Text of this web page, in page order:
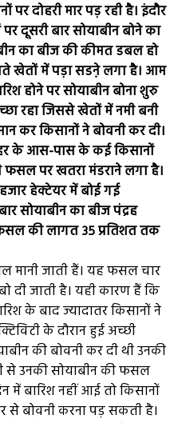
दोहरी मार पड़ रही है। इंदौर
दूसरी बार सोयाबीन बोने का
का बीज की कीमत डबल हो
खेतों में पड़ा सडऩे लगा है। आम
होने पर सोयाबीन बोना शुरु
रहा जिससे खेतों में नमी बनी
कर किसानों ने बोवनी कर दी।
के आस-पास के कई किसानों
फसल पर खतरा मंडराने लगा है।
हेक्टेयर में बोई गई
सोयाबीन का बीज पंद्रह
की लागत ३५ प्रतिशत तक
मानी जाती हैं। यह फसल चार
दी जाती है। यही कारण हैं कि
के बाद ज्यादातर किसानों ने
के दौरान हुई अच्छी
की बोवनी कर दी थी उनकी
से उनकी सोयाबीन की फसल
में बारिश नहीं आई तो किसानों
से बोवनी करना पड़ सकती है।